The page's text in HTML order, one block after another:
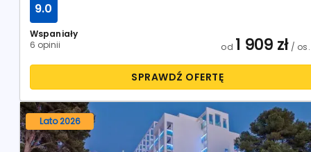
Wspaniały
6 opinii
9.0
od 1 909 zł/ os.
SPRAWDŹ OFERTĘ
Lato 2026